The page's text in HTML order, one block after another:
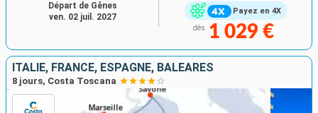
Payez en 4X
dès 1 029 €
Départ de Gênes
ven. 02 juil. 2027
ITALIE, FRANCE, ESPAGNE, BALÉARES
8 jours, Costa Toscana